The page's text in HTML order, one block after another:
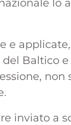
lo
e
Baltico
non
inviato a